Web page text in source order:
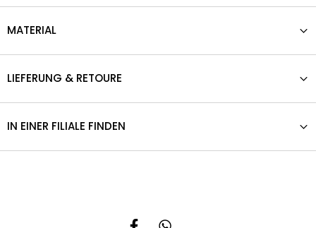
MATERIAL
LIEFERUNG & RETOURE
IN EINER FILIALE FINDEN